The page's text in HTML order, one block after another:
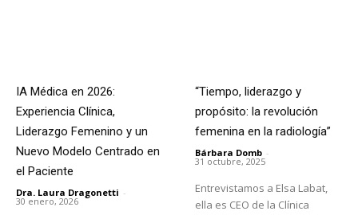
IA Médica en 2026:
Experiencia Clínica,
Liderazgo Femenino y un
Nuevo Modelo Centrado en
el Paciente
Dra. Laura Dragonetti -
30 enero, 2026
“Tiempo, liderazgo y
propósito: la revolución
femenina en la radiología”
Bárbara Domb -
31 octubre, 2025
Entrevistamos a Elsa Labat,
ella es CEO de la Clínica